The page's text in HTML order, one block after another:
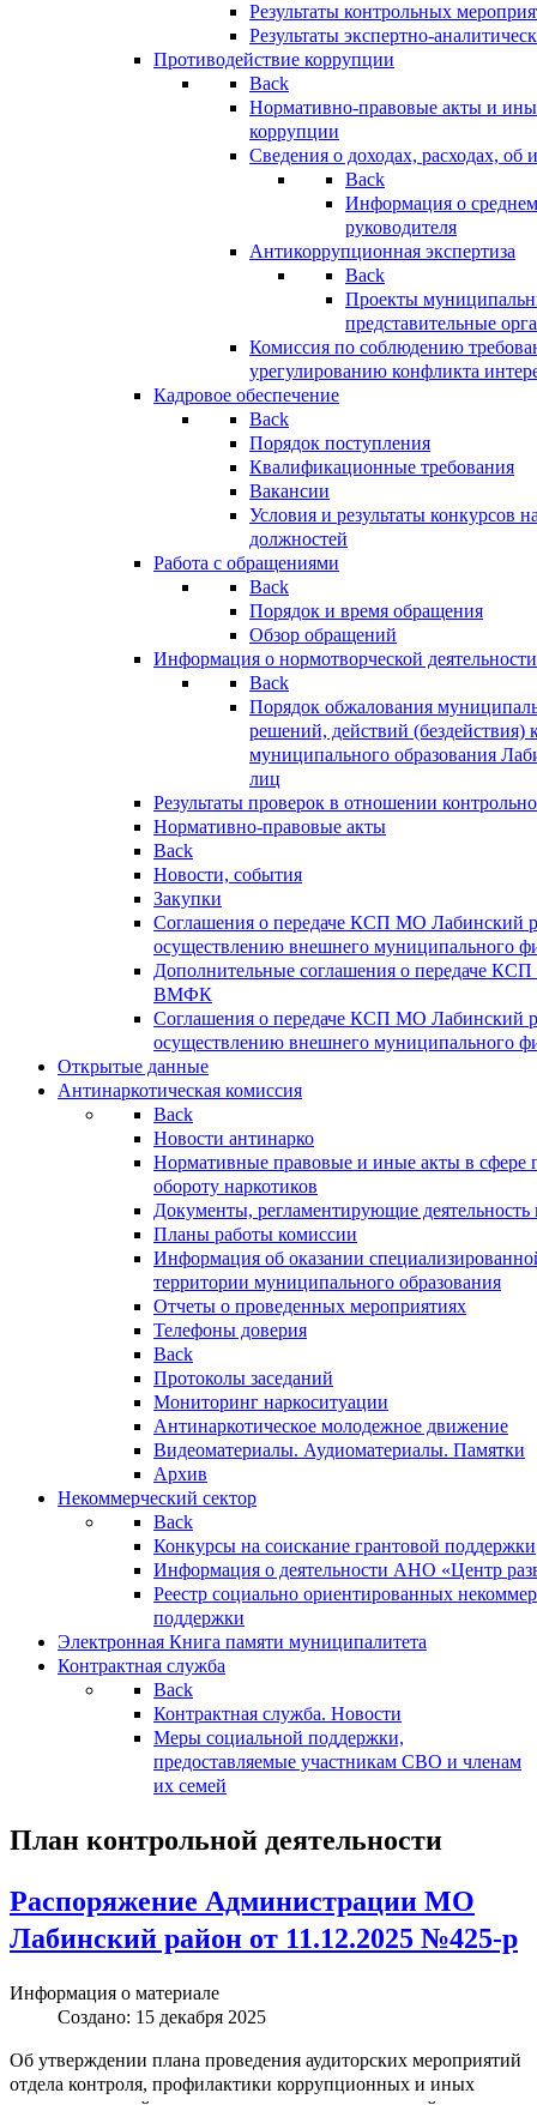
Результаты контрольных
Результаты экспертно-
Противодействие коррупции
Back
Нормативно-правовые акты и
коррупции
Сведения о доходах, расходах, об
Back
Информация о
руководителя
Антикоррупционная экспертиза
Back
Проекты
представительные
Комиссия по соблюдению
урегулированию конфликта
Кадровое обеспечение
Back
Порядок поступления
Квалификационные требования
Вакансии
Условия и результаты конкурсов
должностей
Работа с обращениями
Back
Порядок и время обращения
Обзор обращений
Информация о нормотворческой деятельности
Back
Порядок обжалования
решений, действий (бездействия)
муниципального образования
лиц
Результаты проверок в отношении
Нормативно-правовые акты
Back
Новости, события
Закупки
Соглашения о передаче КСП МО Лабинский
осуществлению внешнего муниципального
Дополнительные соглашения о передаче
ВМФК
Соглашения о передаче КСП МО Лабинский
осуществлению внешнего муниципального
Открытые данные
Антинаркотическая комиссия
Back
Новости антинарко
Нормативные правовые и иные акты в сфере
обороту наркотиков
Документы, регламентирующие деятельность
Планы работы комиссии
Информация об оказании
территории муниципального образования
Отчеты о проведенных мероприятиях
Телефоны доверия
Back
Протоколы заседаний
Мониторинг наркоситуации
Антинаркотическое молодежное движение
Видеоматериалы. Аудиоматериалы. Памятки
Архив
Некоммерческий сектор
Back
Конкурсы на соискание грантовой поддержки
Информация о деятельности АНО «Центр
Реестр социально ориентированных
поддержки
Электронная Книга памяти муниципалитета
Контрактная служба
Back
Контрактная служба. Новости
Меры социальной поддержки,
предоставляемые участникам СВО и членам
их семей
План контрольной деятельности
Распоряжение Администрации МО
Лабинский район от 11.12.2025 №425-р
Информация о материале
Создано: 15 декабря 2025
Об утверждении плана проведения аудиторских мероприятий
отдела контроля, профилактики коррупционных и иных